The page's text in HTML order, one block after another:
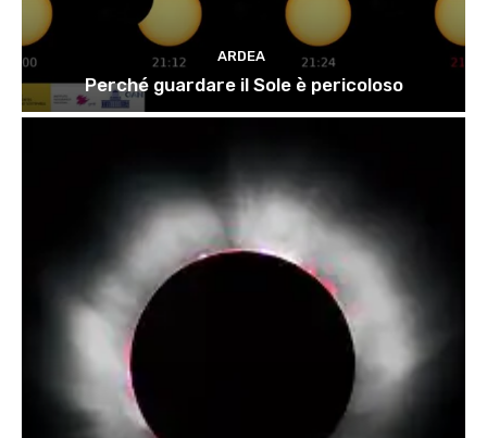
ARDEA
Perché guardare il Sole è pericoloso